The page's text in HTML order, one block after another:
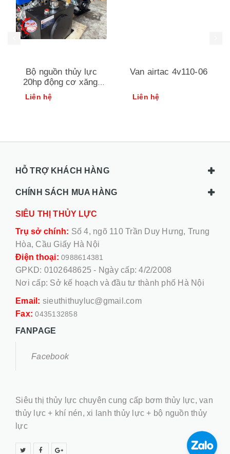
Bộ nguồn thủy lực
20hp động cơ xăng|
thiết bị xe cẩu an huy
Liên hệ
Van airtac 4v110-06
Liên hệ
HỖ TRỢ KHÁCH HÀNG
CHÍNH SÁCH MUA HÀNG
SIÊU THỊ THỦY LỰC
Trụ sở chính: Số 4, ngõ 110 Trần Duy Hưng, Trung
Hòa, Cầu Giấy Hà Nội
Điện thoại: 0988614381
GPKD: 0102648625 - Ngày cấp: 4/2/2008
Nơi cấp: Sở kế hoạch và đầu tư thành phố Hà Nội
Email: sieuthithuyluc@gmail.com
Fax:0435132858
FANPAGE
Facebook
Siêu thị thủy lực chuyên cung cấp bơm thủy lực, van
thủy lực + khí nén, xi lanh thủy lực + bộ nguồn thủy
lực